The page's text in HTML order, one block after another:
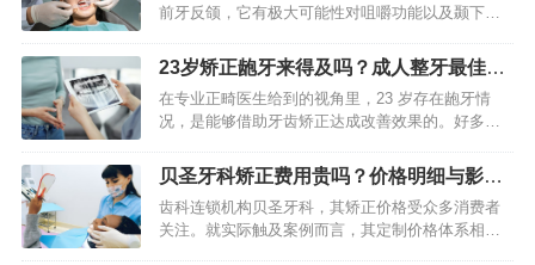
前牙反颌，它有极大可能性对咀嚼功能以及颞下颌
明确的最佳干预时期，当下其价格借助此个体情
况、矫正方式以及地区之间的…
23岁矫正龅牙来得及吗？成人整牙最佳时
机与时长详解
在专业正畸医生给到的视角里，23 岁存在龅牙情
况，是能够借助牙齿矫正达成改善效果的。好多人
上成年人的颌骨尽管已经发育到定型状态，不过牙
齿依旧能够于科学施…
贝圣牙科矫正费用贵吗？价格明细与影响
因素详解
齿科连锁机构贝圣牙科，其矫正价格受众多消费者
关注。就实际触及案例而言，其定制价格体系相对